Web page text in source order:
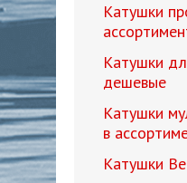
Катушки
Катушки
дешевые
Катушки
в
Катушки